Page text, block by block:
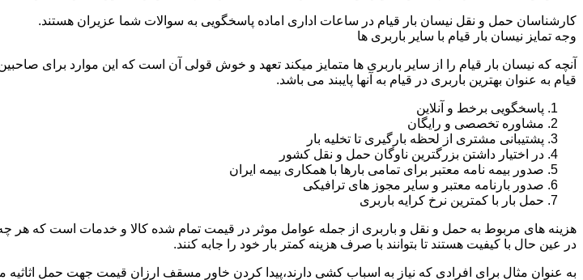
کارشناسان حمل و نقل نیسان بار قیام در ساعات اداری اماده پاسخگویی به سوالات شما عزیران هستند.
وجه تمایز نیسان بار قیام با سایر باربری ها
آنچه که نیسان بار قیام را از سایر باربری ها متمایز میکند تعهد و خوش قولی آن است که این موارد برای
قیام به عنوان بهترین باربری در قیام به آنها پایبند می باشد.
پاسخگویی برخط و آنلاین
مشاوره تخصصی و رایگان
پشتیبانی مشتری از لحظه بارگیری تا تخلیه بار
در اختیار داشتن بزرگترین ناوگان حمل و نقل کشور
صدور بیمه نامه معتبر برای تمامی بارها با همکاری بیمه ایران
صدور بارنامه معتبر و سایر مجوز های ترافیکی
حمل بار با کمترین نرخ کرایه باربری
هزینه های مربوط به حمل و نقل و باربری از جمله عوامل موثر در قیمت تمام شده کالا و خدمات است که هر چه
در عین حال با کیفیت هستند تا بتوانند با صرف هزینه کمتر بار خود را جابه کنند.
به عنوان مثال برای افرادی که نیاز به اسباب کشی دارند،پیدا کردن خاور مسقف ارزان قیمت جهت حمل اثاثیه